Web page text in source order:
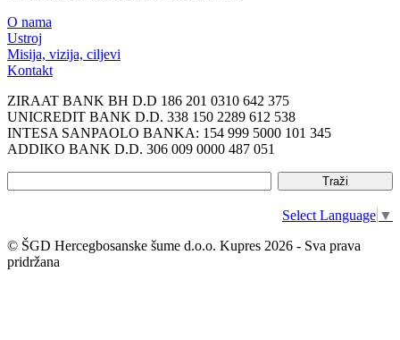
O nama
Ustroj
Misija, vizija, ciljevi
Kontakt
ZIRAAT BANK BH D.D 186 201 0310 642 375
UNICREDIT BANK D.D. 338 150 2289 612 538
INTESA SANPAOLO BANKA: 154 999 5000 101 345
ADDIKO BANK D.D. 306 009 0000 487 051
Select Language ▼
© ŠGD Hercegbosanske šume d.o.o. Kupres 2026 - Sva prava
pridržana